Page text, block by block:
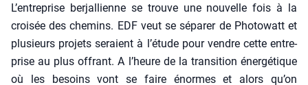
L’entreprise ber­jal­lienne se trouve une nou­velle fois à la
croi­sée des che­mins. EDF veut se sépa­rer de Pho­to­watt et
plu­sieurs pro­jets seraient à l’étude pour vendre cette entre­
prise au plus offrant. A l’heure de la tran­si­tion éner­gé­tique
où les besoins vont se faire énormes et alors qu’on